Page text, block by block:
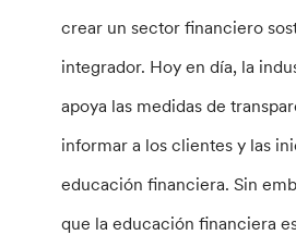
crear un sector financiero
integrador. Hoy en día, la
apoya las medidas de
informar a los clientes y las
educación financiera. Sin
que la educación financiera